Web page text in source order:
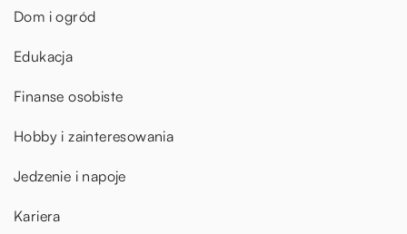
Dom i ogród
Edukacja
Finanse osobiste
Hobby i zainteresowania
Jedzenie i napoje
Kariera